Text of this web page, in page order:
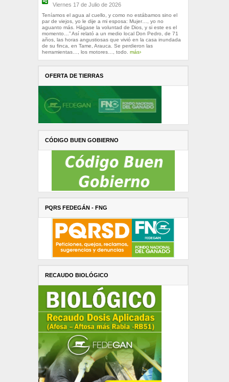
Viernes 17 de Julio de 2026
Teníamos el agua al cuello, y como no estábamos sino el
par de viejos, yo le dije a mi esposa: Mujer…, yo no
aguanto más. Hágase la voluntad de Dios, y si este es el
momento…” Así relató a un medio local Don Pedro, de 71
años, las horas angustiosas que vivió en la casa inundada
de su finca, en Tame, Arauca. Se perdieron las
herramientas…, los motores…, todo. más›
OFERTA DE TIERRAS
CÓDIGO BUEN GOBIERNO
PQRS FEDEGÁN - FNG
RECAUDO BIOLÓGICO